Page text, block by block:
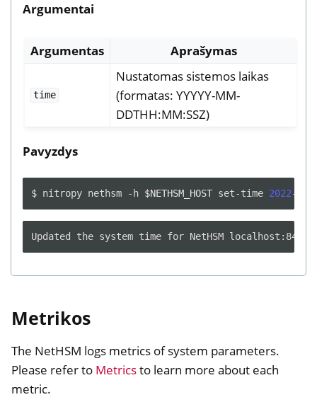
Argumentai
Argumentas Aprašymas
time
Nustatomas sistemos laikas
(formatas: YYYYY-MM-
DDTHH:MM:SSZ)
Pavyzdys
$ nitropy nethsm -h $NETHSM_HOST set-time 2022
Metrikos
The NetHSM logs metrics of system parameters.
Please refer to Metricsto learn more about each
metric.